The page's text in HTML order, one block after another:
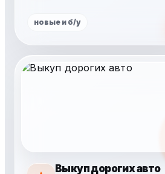
новые и б/у
Выкуп дорогих авто